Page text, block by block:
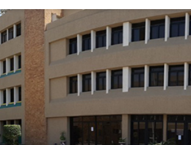
عن الأكاديمية
النقل البحري